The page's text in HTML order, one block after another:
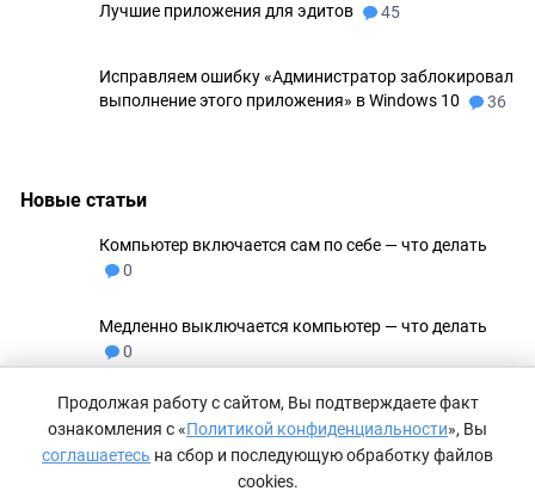
Лучшие приложения для эдитов 45
Исправляем ошибку «Администратор заблокировал
выполнение этого приложения» в Windows 10
36
Новые статьи
Компьютер включается сам по себе — что делать
0
Медленно выключается компьютер — что делать
0
Не удаляются файлы с флешки 0
Как сделать невидимую папку в Windows 11
Продолжая работу с сайтом, Вы подтверждаете факт
ознакомления с «Политикой конфиденциальности», Вы
соглашаетесь на сбор и последующую обработку файлов
cookies.